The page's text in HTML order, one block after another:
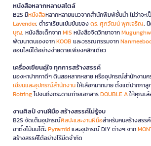
หนังสือหลากหลายสไตล์
B2S มีหนังสือหลากหลายแนวจากสำนักพิมพ์ชั้นนำ ไม่ว่าจะ
Lavender, ตำราเรียนเข้มข้นของดร. ศุภวัฒน์ พุกเจริญ,
บุญ, หนังสือเด็กจากMIS หนังสือจิตวิทยาจาก
พัฒนาตนเองจากKOOB และวรรณกรรมจาก
ออนไลน์ได้อย่างง่ายดายเพียงคลิกเดียว
เครื่องเขียนคู่ใจ ทุกการสร้างสรรค์
มองหาปากกาดีๆ ดินสอหลากหลาย หรืออุปกรณ์สำนักงานค
เขียนและอุปกรณ์สำนักงานให้เลือกมากมาย ตั้งแต่ปากกาลู
Rotringไปจนถึงกระดาษถ่ายเอกสารDOUBLE Aให้คุณเลื
งานศิลป์ งานฝีมือ สร้างสรรค์ไม่รู้จบ
B2S จัดเต็มอุปกรณ์ศิลปะและงานฝีมือสำหรับคนสร้างสรร
ขาตั้งไม้บนโต๊ะPyramidและอุปกรณ์ DIY ต่างๆ จาก
สร้างสรรค์ได้อย่างไร้ขีดจำกัด